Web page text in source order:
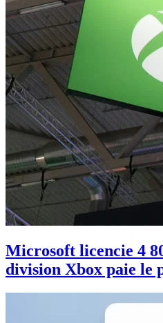
Microsoft licencie 4
division Xbox paie le